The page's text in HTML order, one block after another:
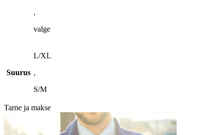
,
valge
Suurus
L/XL
,
S/M
Tarne ja makse